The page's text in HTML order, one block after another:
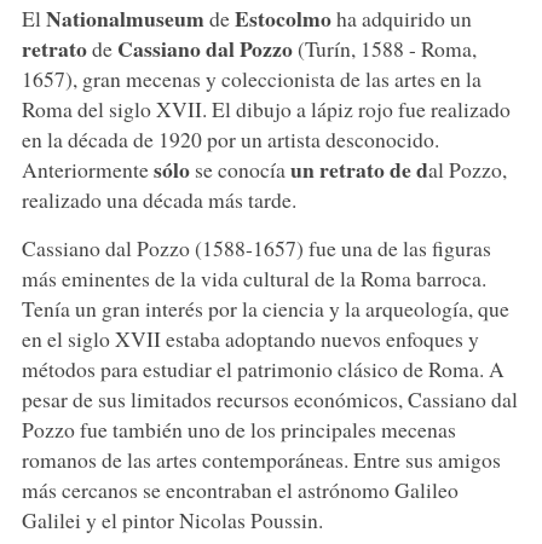
El NationalmuseumdeEstocolmoha adquirido un
retratodeCassiano dal Pozzo(Turín, 1588 - Roma,
1657), gran mecenas y coleccionista de las artes en la
Roma del siglo XVII. El dibujo a lápiz rojo fue realizado
en la década de 1920 por un artista desconocido.
Anteriormentesólose conocíaun retrato de dal Pozzo,
realizado una década más tarde.
Cassiano dal Pozzo (1588-1657) fue una de las figuras
más eminentes de la vida cultural de la Roma barroca.
Tenía un gran interés por la ciencia y la arqueología, que
en el siglo XVII estaba adoptando nuevos enfoques y
métodos para estudiar el patrimonio clásico de Roma. A
pesar de sus limitados recursos económicos, Cassiano dal
Pozzo fue también uno de los principales mecenas
romanos de las artes contemporáneas. Entre sus amigos
más cercanos se encontraban el astrónomo Galileo
Galilei y el pintor Nicolas Poussin.